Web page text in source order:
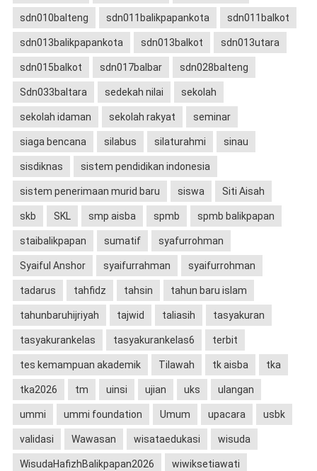
sdn010balteng sdn011balikpapankota sdn011balkot
sdn013balikpapankota sdn013balkot sdn013utara
sdn015balkot sdn017balbar sdn028balteng
Sdn033baltara sedekah nilai sekolah
sekolah idaman sekolah rakyat seminar
siaga bencana silabus silaturahmi sinau
sisdiknas sistem pendidikan indonesia
sistem penerimaan murid baru siswa Siti Aisah
skb SKL smp aisba spmb spmb balikpapan
staibalikpapan sumatif syafurrohman
Syaiful Anshor syaifurrahman syaifurrohman
tadarus tahfidz tahsin tahun baru islam
tahunbaruhijriyah tajwid taliasih tasyakuran
tasyakurankelas tasyakurankelas6 terbit
tes kemampuan akademik Tilawah tk aisba tka
tka2026 tm uinsi ujian uks ulangan
ummi ummi foundation Umum upacara usbk
validasi Wawasan wisataedukasi wisuda
WisudaHafizhBalikpapan2026 wiwiksetiawati